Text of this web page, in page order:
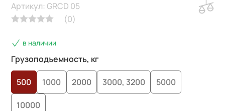
(0)
Артикул: GRCD 05
в наличии
Грузоподъемность, кг
500 1000 2000 3000, 3200 5000
10000